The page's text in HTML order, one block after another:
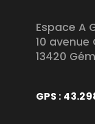
Espace A
10
13420
GPS :